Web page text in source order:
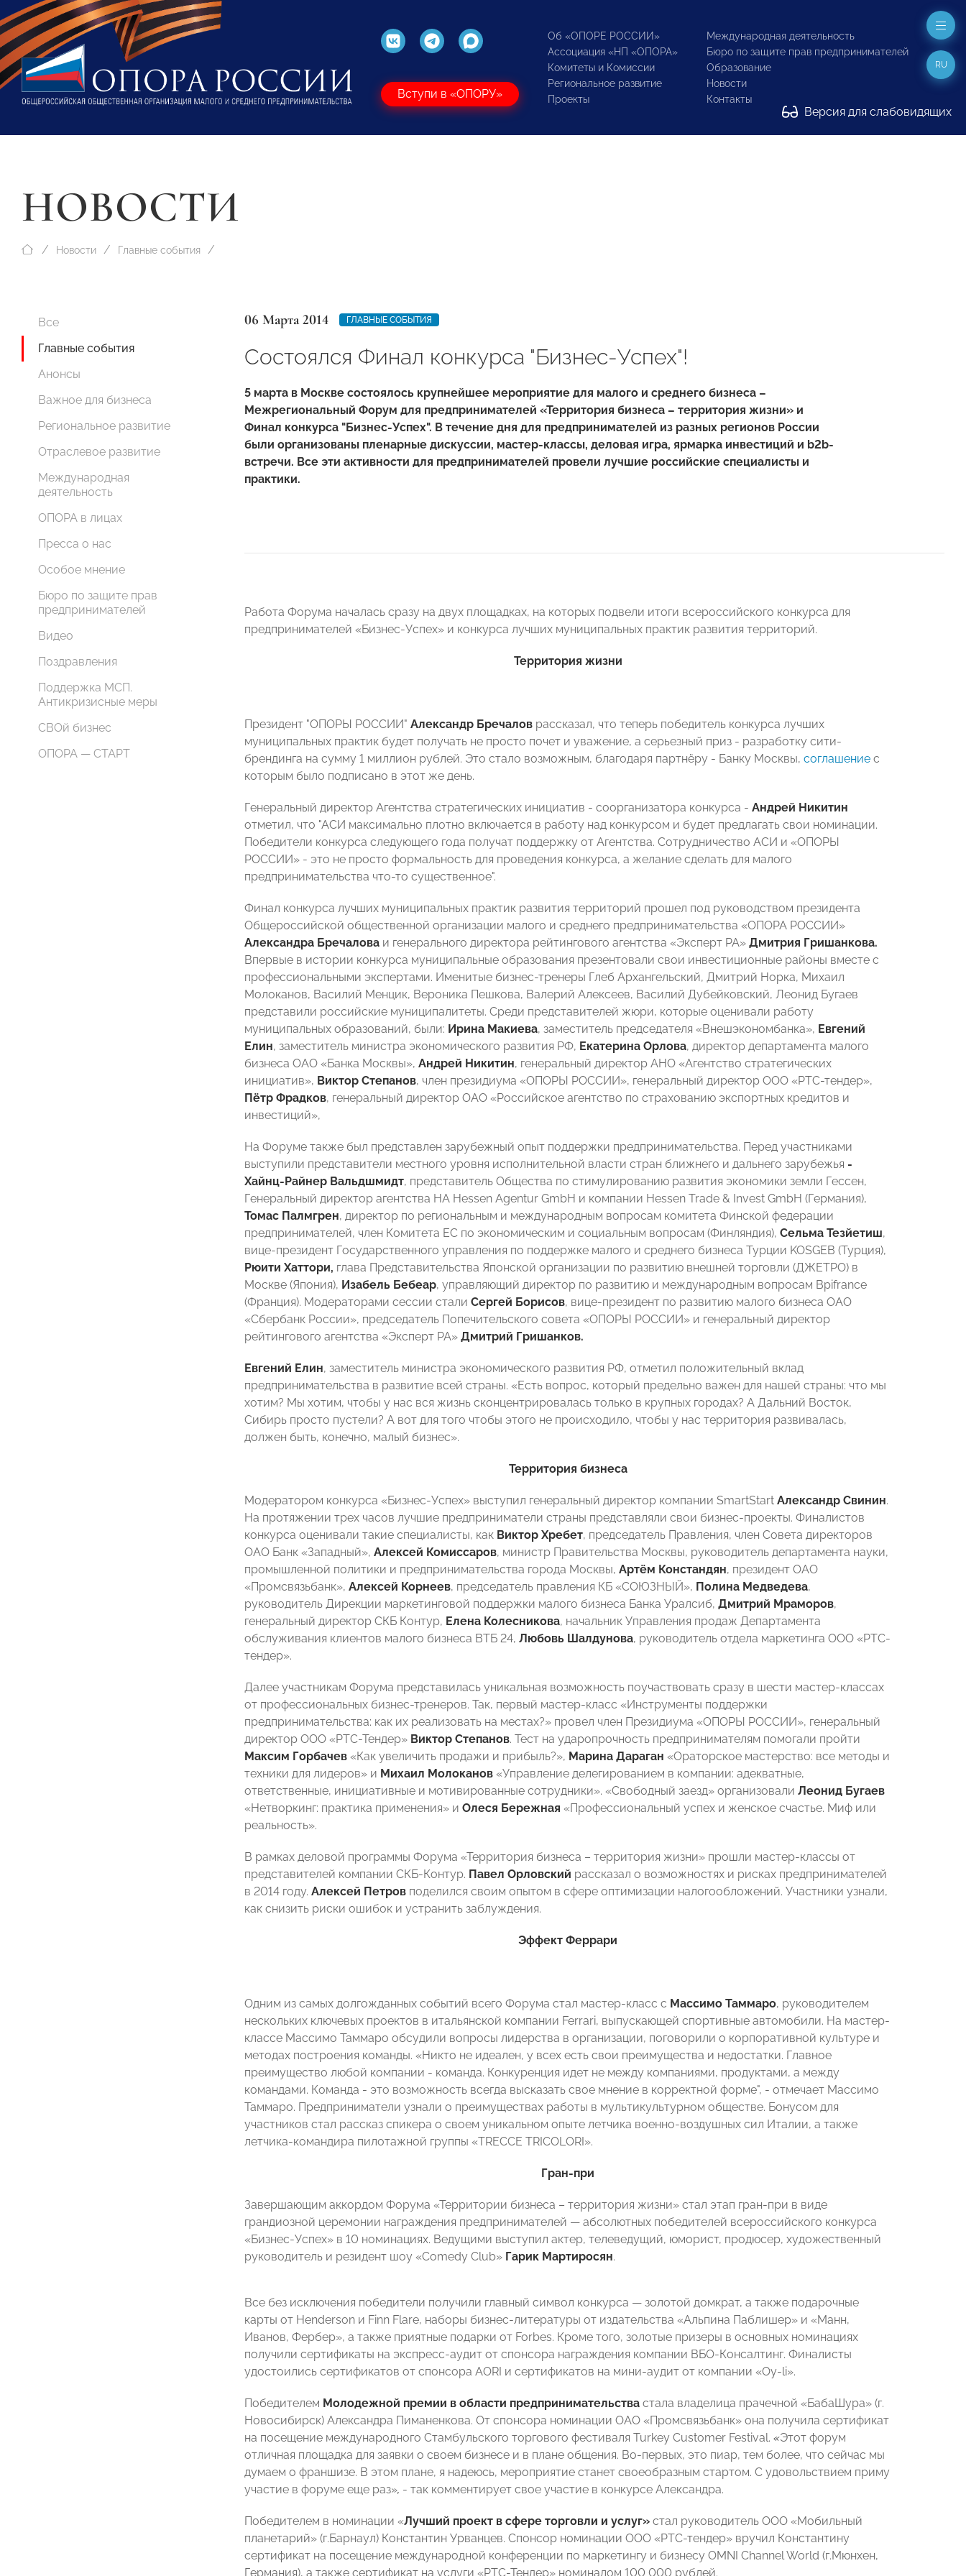
Вступи в «ОПОРУ»
Об «ОПОРЕ РОССИИ»
Ассоциация «НП «ОПОРА»
Комитеты и Комиссии
Региональное развитие
Проекты
Международная деятельность
Бюро по защите прав предпринимателей
Образование
Новости
Контакты
Версия для слабовидящих
RU
НОВОСТИ
Новости Главные события
Все
Главные события
Анонсы
Важное для бизнеса
Региональное развитие
Отраслевое развитие
Международная
деятельность
ОПОРА в лицах
Пресса о нас
Особое мнение
Бюро по защите прав
предпринимателей
Видео
Поздравления
Поддержка МСП.
Антикризисные меры
СВОй бизнес
ОПОРА — СТАРТ
06 Марта 2014 ГЛАВНЫЕ СОБЫТИЯ
Состоялся Финал конкурса "Бизнес-Успех"!
5 марта в Москве состоялось крупнейшее мероприятие для малого и среднего бизнеса –
Межрегиональный Форум для предпринимателей «Территория бизнеса – территория жизни» и
Финал конкурса "Бизнес-Успех". В течение дня для предпринимателей из разных регионов России
были организованы пленарные дискуссии, мастер-классы, деловая игра, ярмарка инвестиций и b2b-
встречи. Все эти активности для предпринимателей провели лучшие российские специалисты и
практики.
Работа Форума началась сразу на двух площадках, на которых подвели итоги всероссийского конкурса для
предпринимателей «Бизнес-Успех» и конкурса лучших муниципальных практик развития территорий.
Территория жизни
Президент "ОПОРЫ РОССИИ" Александр Бречалов рассказал, что теперь победитель конкурса лучших
муниципальных практик будет получать не просто почет и уважение, а серьезный приз - разработку сити-
брендинга на сумму 1 миллион рублей. Это стало возможным, благодаря партнёру - Банку Москвы, соглашение с
которым было подписано в этот же день.
Генеральный директор Агентства стратегических инициатив - соорганизатора конкурса - Андрей Никитин
отметил, что "АСИ максимально плотно включается в работу над конкурсом и будет предлагать свои номинации.
Победители конкурса следующего года получат поддержку от Агентства. Сотрудничество АСИ и «ОПОРЫ
РОССИИ» - это не просто формальность для проведения конкурса, а желание сделать для малого
предпринимательства что-то существенное".
Финал конкурса лучших муниципальных практик развития территорий прошел под руководством президента
Общероссийской общественной организации малого и среднего предпринимательства «ОПОРА РОССИИ»
Александра Бречалова и генерального директора рейтингового агентства «Эксперт РА» Дмитрия Гришанкова.
Впервые в истории конкурса муниципальные образования презентовали свои инвестиционные районы вместе с
профессиональными экспертами. Именитые бизнес-тренеры Глеб Архангельский, Дмитрий Норка, Михаил
Молоканов, Василий Менцик, Вероника Пешкова, Валерий Алексеев, Василий Дубейковский, Леонид Бугаев
представили российские муниципалитеты. Среди представителей жюри, которые оценивали работу
муниципальных образований, были: Ирина Макиева, заместитель председателя «Внешэкономбанка», Евгений
Елин, заместитель министра экономического развития РФ, Екатерина Орлова, директор департамента малого
бизнеса ОАО «Банка Москвы», Андрей Никитин, генеральный директор АНО «Агентство стратегических
инициатив», Виктор Степанов, член президиума «ОПОРЫ РОССИИ», генеральный директор ООО «РТС-тендер»,
Пётр Фрадков, генеральный директор ОАО «Российское агентство по страхованию экспортных кредитов и
инвестиций»,
На Форуме также был представлен зарубежный опыт поддержки предпринимательства. Перед участниками
выступили представители местного уровня исполнительной власти стран ближнего и дальнего зарубежья -
Хайнц-Райнер Вальдшмидт, представитель Общества по стимулированию развития экономики земли Гессен,
Генеральный директор агентства HA Hessen Agentur GmbH и компании Hessen Trade & Invest GmbH (Германия),
Томас Палмгрен, директор по региональным и международным вопросам комитета Финской федерации
предпринимателей, член Комитета ЕС по экономическим и социальным вопросам (Финляндия), Сельма Тезйетиш,
вице-президент Государственного управления по поддержке малого и среднего бизнеса Турции KOSGEB (Турция),
Рюити Хаттори, глава Представительства Японской организации по развитию внешней торговли (ДЖЕТРО) в
Москве (Япония), Изабель Бебеар, управляющий директор по развитию и международным вопросам Bpifrance
(Франция). Модераторами сессии стали Сергей Борисов, вице-президент по развитию малого бизнеса ОАО
«Сбербанк России», председатель Попечительского совета «ОПОРЫ РОССИИ» и генеральный директор
рейтингового агентства «Эксперт РА» Дмитрий Гришанков.
Евгений Елин, заместитель министра экономического развития РФ, отметил положительный вклад
предпринимательства в развитие всей страны. «Есть вопрос, который предельно важен для нашей страны: что мы
хотим? Мы хотим, чтобы у нас вся жизнь сконцентрировалась только в крупных городах? А Дальний Восток,
Сибирь просто пустели? А вот для того чтобы этого не происходило, чтобы у нас территория развивалась,
должен быть, конечно, малый бизнес».
Территория бизнеса
Модератором конкурса «Бизнес-Успех» выступил генеральный директор компании SmartStart Александр Свинин.
На протяжении трех часов лучшие предприниматели страны представляли свои бизнес-проекты. Финалистов
конкурса оценивали такие специалисты, как Виктор Хребет, председатель Правления, член Совета директоров
ОАО Банк «Западный», Алексей Комиссаров, министр Правительства Москвы, руководитель департамента науки,
промышленной политики и предпринимательства города Москвы, Артём Констандян, президент ОАО
«Промсвязьбанк», Алексей Корнеев, председатель правления КБ «СОЮЗНЫЙ», Полина Медведева,
руководитель Дирекции маркетинговой поддержки малого бизнеса Банка Уралсиб, Дмитрий Мраморов,
генеральный директор СКБ Контур, Елена Колесникова, начальник Управления продаж Департамента
обслуживания клиентов малого бизнеса ВТБ 24, Любовь Шалдунова, руководитель отдела маркетинга ООО «РТС-
тендер».
Далее участникам Форума представилась уникальная возможность поучаствовать сразу в шести мастер-классах
от профессиональных бизнес-тренеров. Так, первый мастер-класс «Инструменты поддержки
предпринимательства: как их реализовать на местах?» провел член Президиума «ОПОРЫ РОССИИ», генеральный
директор ООО «РТС-Тендер» Виктор Степанов. Тест на ударопрочность предпринимателям помогали пройти
Максим Горбачев «Как увеличить продажи и прибыль?», Марина Дараган «Ораторское мастерство: все методы и
техники для лидеров» и Михаил Молоканов «Управление делегированием в компании: адекватные,
ответственные, инициативные и мотивированные сотрудники». «Свободный заезд» организовали Леонид Бугаев
«Нетворкинг: практика применения» и Олеся Бережная «Профессиональный успех и женское счастье. Миф или
реальность».
В рамках деловой программы Форума «Территория бизнеса – территория жизни» прошли мастер-классы от
представителей компании СКБ-Контур. Павел Орловский рассказал о возможностях и рисках предпринимателей
в 2014 году. Алексей Петров поделился своим опытом в сфере оптимизации налогообложений. Участники узнали,
как снизить риски ошибок и устранить заблуждения.
Эффект Феррари
Одним из самых долгожданных событий всего Форума стал мастер-класс с Массимо Таммаро, руководителем
нескольких ключевых проектов в итальянской компании Ferrari, выпускающей спортивные автомобили. На мастер-
классе Массимо Таммаро обсудили вопросы лидерства в организации, поговорили о корпоративной культуре и
методах построения команды. «Никто не идеален, у всех есть свои преимущества и недостатки. Главное
преимущество любой компании - команда. Конкуренция идет не между компаниями, продуктами, а между
командами. Команда - это возможность всегда высказать свое мнение в корректной форме", - отмечает Массимо
Таммаро. Предприниматели узнали о преимуществах работы в мультикультурном обществе. Бонусом для
участников стал рассказ спикера о своем уникальном опыте летчика военно-воздушных сил Италии, а также
летчика-командира пилотажной группы «TRECCE TRICOLORI».
Гран-при
Завершающим аккордом Форума «Территории бизнеса – территория жизни» стал этап гран-при в виде
грандиозной церемонии награждения предпринимателей — абсолютных победителей всероссийского конкурса
«Бизнес-Успех» в 10 номинациях. Ведущими выступил актер, телеведущий, юморист, продюсер, художественный
руководитель и резидент шоу «Comedy Club» Гарик Мартиросян.
Все без исключения победители получили главный символ конкурса — золотой домкрат, а также подарочные
карты от Henderson и Finn Flare, наборы бизнес-литературы от издательства «Альпина Паблишер» и «Манн,
Иванов, Фербер», а также приятные подарки от Forbes. Кроме того, золотые призеры в основных номинациях
получили сертификаты на экспресс-аудит от спонсора награждения компании ВБО-Консалтинг. Финалисты
удостоились сертификатов от спонсора AORI и сертификатов на мини-аудит от компании «Oy-li».
Победителем Молодежной премии в области предпринимательства стала владелица прачечной «БабаШура» (г.
Новосибирск) Александра Пиманенкова. От спонсора номинации ОАО «Промсвязьбанк» она получила сертификат
на посещение международного Стамбульского торгового фестиваля Turkey Customer Festival. «Этот форум
отличная площадка для заявки о своем бизнесе и в плане общения. Во-первых, это пиар, тем более, что сейчас мы
думаем о франшизе. В этом плане, я надеюсь, мероприятие станет своеобразным стартом. С удовольствием приму
участие в форуме еще раз», - так комментирует свое участие в конкурсе Александра.
Победителем в номинации «Лучший проект в сфере торговли и услуг» стал руководитель ООО «Мобильный
планетарий» (г.Барнаул) Константин Урванцев. Спонсор номинации ООО «РТС-тендер» вручил Константину
сертификат на посещение международной конференции по маркетингу и бизнесу OMNI Channel World (г.Мюнхен,
Германия), а также сертификат на услуги «РТС-Тендер» номиналом 100 000 рублей.